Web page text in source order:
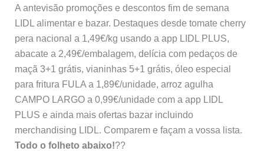
A antevisão promoções e descontos fim de semana
LIDL alimentar e bazar. Destaques desde tomate cherry
pera nacional a 1,49€/kg usando a app LIDL PLUS,
abacate a 2,49€/embalagem, delícia com pedaços de
maçã 3+1 grátis, vianinhas 5+1 grátis, óleo especial
para fritura FULA a 1,89€/unidade, arroz agulha
CAMPO LARGO a 0,99€/unidade com a app LIDL
PLUS e ainda mais ofertas bazar incluindo
merchandising LIDL. Comparem e façam a vossa lista.
Todo o folheto abaixo!??